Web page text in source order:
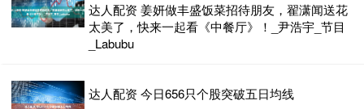
达人配资 姜妍做丰盛饭菜招待朋友，翟潇闻送花
太美了，快来一起看《中餐厅》！_尹浩宇_节目
_Labubu
达人配资 今日656只个股突破五日均线